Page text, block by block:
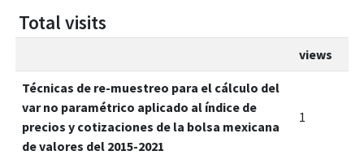
Total visits
views
Técnicas de re-muestreo para el cálculo del
var no paramétrico aplicado al índice de
precios y cotizaciones de la bolsa mexicana
de valores del 2015-2021
1